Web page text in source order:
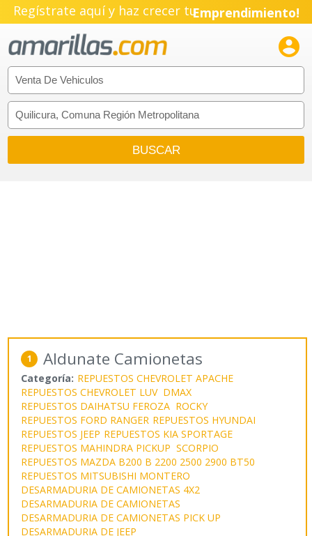
Regístrate aquí y haz crecer tuEmprendimiento!

1 Aldunate Camionetas
Categoría: REPUESTOS CHEVROLET APACHE
REPUESTOS CHEVROLET LUV DMAX
REPUESTOS DAIHATSU FEROZA ROCKY
REPUESTOS FORD RANGER REPUESTOS HYUNDAI
REPUESTOS JEEP REPUESTOS KIA SPORTAGE
REPUESTOS MAHINDRA PICKUP SCORPIO
REPUESTOS MAZDA B200 B 2200 2500 2900 BT50
REPUESTOS MITSUBISHI MONTERO
DESARMADURIA DE CAMIONETAS 4X2
DESARMADURIA DE CAMIONETAS
DESARMADURIA DE CAMIONETAS PICK UP
DESARMADURIA DE JEEP